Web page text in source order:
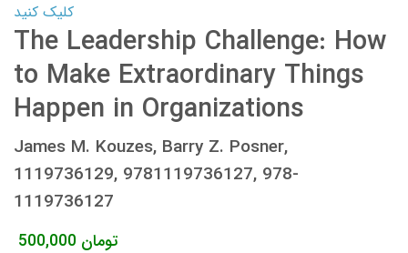
کلیک کنید
The Leadership Challenge: How
to Make Extraordinary Things
Happen in Organizations
James M. Kouzes, Barry Z. Posner,
1119736129, 9781119736127, 978-
1119736127
500,000 تومان